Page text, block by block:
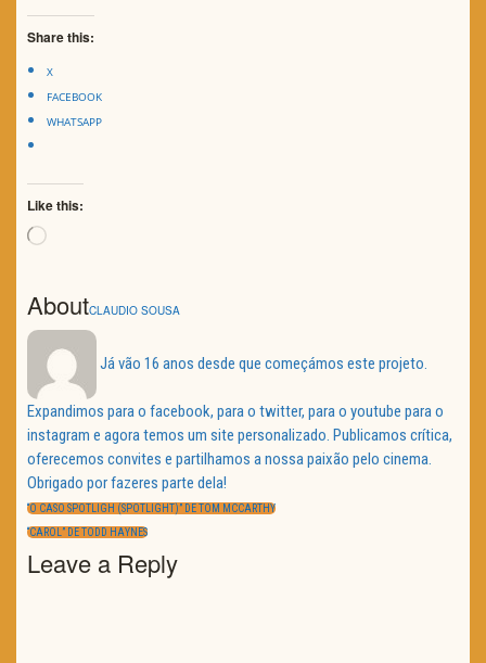
Share this:
X
FACEBOOK
WHATSAPP
Like this:
Loading…
AboutCLAUDIO SOUSA
Já vão 16 anos desde que começámos este projeto.
Expandimos para o facebook, para o twitter, para o youtube para o
instagram e agora temos um site personalizado. Publicamos crítica,
oferecemos convites e partilhamos a nossa paixão pelo cinema.
Obrigado por fazeres parte dela!
Navegação
de
artigos
PREVIOUS
“O CASO SPOTLIGH (SPOTLIGHT)” DE TOM MCCARTHY
NEXT
“CAROL” DE TODD HAYNES
Leave a Reply